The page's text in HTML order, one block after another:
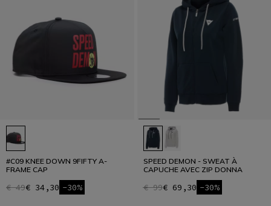
#C09 KNEE DOWN 9FIFTY A-
FRAME CAP
€ 49€ 34,30 -30%
SPEED DEMON - SWEAT À
CAPUCHE AVEC ZIP DONNA
€ 99€ 69,30 -30%